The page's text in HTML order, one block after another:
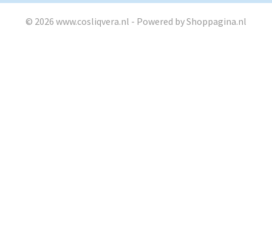
© 2026 www.cosliqvera.nl - Powered by Shoppagina.nl